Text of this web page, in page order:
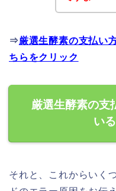
⇒厳選生酵素の支払い
ちらをクリック
厳選生酵素の支
い
それと、これからいく